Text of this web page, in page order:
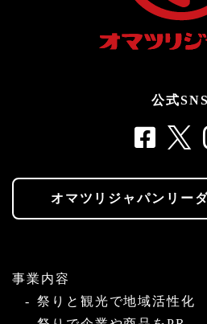
公式SNS
オマツリジャパンリー
事業内容
祭りと観光で地域活性化